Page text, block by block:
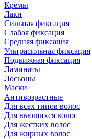
Кремы
Лаки
Сильная фиксация
Слабая фиксация
Средняя фиксация
Ультрасильная фиксация
Подвижная фиксация
Ламинаты
Лосьоны
Маски
Антивозрастные
Для всех типов волос
Для вьющихся волос
Для жестких волос
Для жирных волос